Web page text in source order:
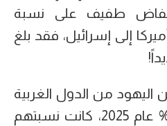
انخفاض طفيف على نسبة
إلى إسرائيل، فقد بلغ
اليهود من الدول الغربية
إلى إسرائيل بنسبة 38% عام 2025، كانت نسبتهم